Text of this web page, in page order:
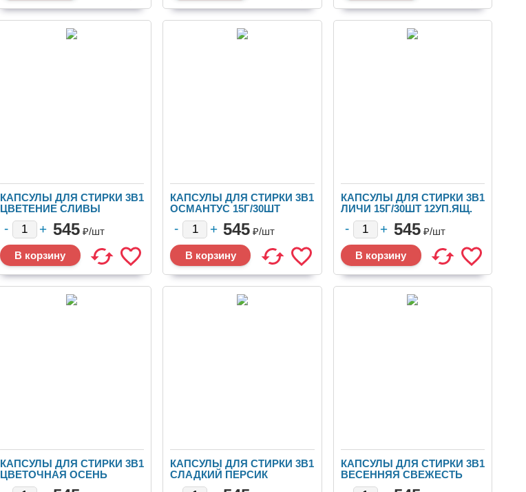
КАПСУЛЫ ДЛЯ СТИРКИ 3В1
ЦВЕТЕНИЕ СЛИВЫ
15Г/30ШТ 12УП.ЯЩ.ТР1-7
545 ₽/шт
КАПСУЛЫ ДЛЯ СТИРКИ 3В1
ОСМАНТУС 15Г/30ШТ
12УП.ЯЩ.ТР1-6
545 ₽/шт
КАПСУЛЫ ДЛЯ СТИРКИ 3В1
ЛИЧИ 15Г/30ШТ 12УП.ЯЩ.
ТР1-5
545 ₽/шт
КАПСУЛЫ ДЛЯ СТИРКИ 3В1
ЦВЕТОЧНАЯ ОСЕНЬ
15Г/30ШТ 12УП.ЯЩ. ТР1-3
КАПСУЛЫ ДЛЯ СТИРКИ 3В1
СЛАДКИЙ ПЕРСИК
15Г/30ШТ 12УП.ЯЩ. ТР1-2
КАПСУЛЫ ДЛЯ СТИРКИ 3В1
ВЕСЕННЯЯ СВЕЖЕСТЬ
15Г/30ШТ 12УП.ЯЩТР1-1